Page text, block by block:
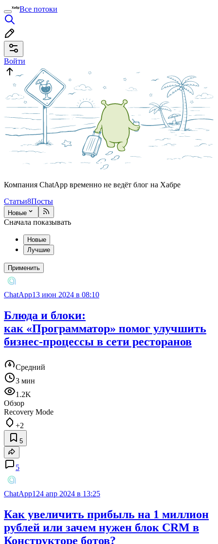
Все потоки
Войти
Компания ChatApp временно не ведёт блог на Хабре
Статьи8Посты
Новые
Сначала показывать
Новые
Лучшие
Применить
ChatApp13 июн 2024 в 08:10
Блюда и блоки:
как «Программатор» помог улучшить
бизнес-процессы в сети ресторанов
Средний
3 мин
1.2K
Обзор
Recovery Mode
+2
5
5
ChatApp1 24 апр 2024 в 13:25
Как увеличить прибыль на 1 миллион
рублей или зачем нужен блок CRM в
Конструкторе ботов?